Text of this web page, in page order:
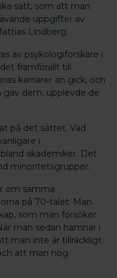
sätt, som att man
uppgifter av
Lindberg.
av psykologiforskare i
framförallt till
karriärer än gick, och
dem, upplevde de
på det sättet. Vad
i
akademiker. Det
minoritetsgrupper.
om samma
på 70-talet: Man
som man försöker
man sedan hamnar i
man inte är tillräckligt
att man nog